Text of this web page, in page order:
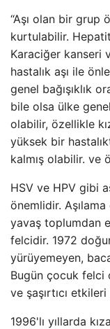
“Aşı olan bir grup
kurtulabilir.
Karaciğer kanseri
hastalık aşı ile
genel bağışıklık
bile olsa ülke
olabilir, özellikle
yüksek bir
kalmış olabilir. ve
HSV ve HPV gibi
önemlidir.
yavaş toplumdan
felcidir. 1972
yürüyemeyen,
Bugün çocuk felci
ve şaşırtıcı
1996'lı yıllarda